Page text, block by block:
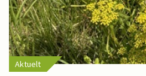
Aktuelt